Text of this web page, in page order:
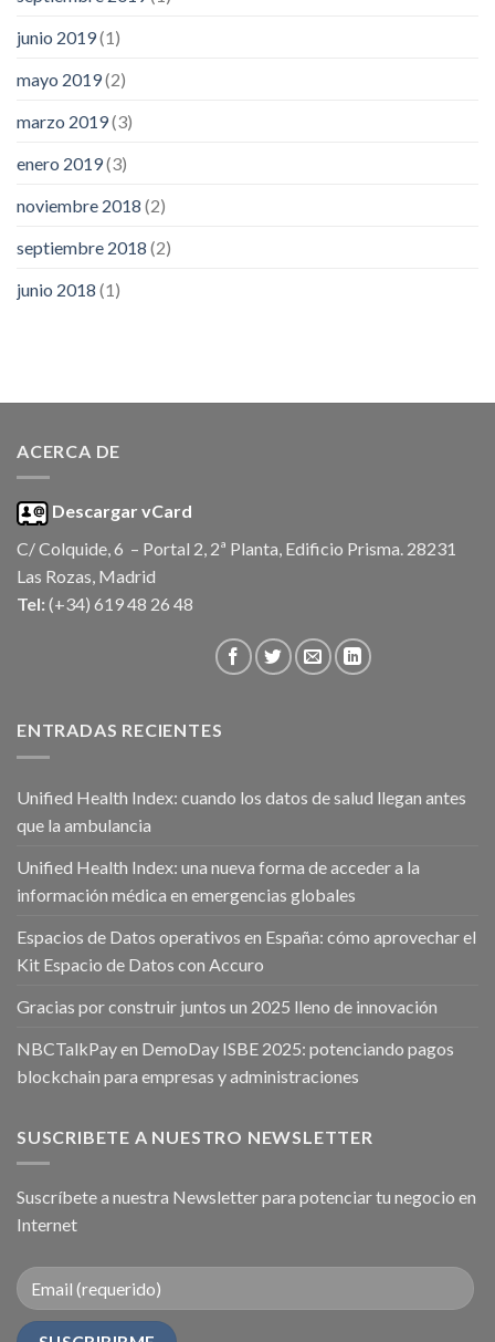
junio 2019(1)
mayo 2019(2)
marzo 2019(3)
enero 2019(3)
noviembre 2018 (2)
septiembre 2018 (2)
junio 2018 (1)
ACERCA DE
Descargar vCard
C/ Colquide, 6 – Portal 2, 2ª Planta, Edificio Prisma. 28231
Las Rozas, Madrid
Tel: (+34) 619 48 26 48
ENTRADAS RECIENTES
Unified Health Index: cuando los datos de salud llegan antes
que la ambulancia
Unified Health Index: una nueva forma de acceder a la
información médica en emergencias globales
Espacios de Datos operativos en España: cómo aprovechar el
Kit Espacio de Datos con Accuro
Gracias por construir juntos un 2025 lleno de innovación
NBCTalkPay en DemoDay ISBE 2025: potenciando pagos
blockchain para empresas y administraciones
SUSCRIBETE A NUESTRO NEWSLETTER
Suscríbete a nuestra Newsletter para potenciar tu negocio en
Internet